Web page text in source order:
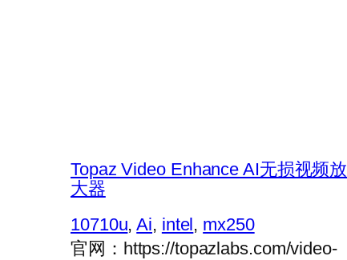
Topaz Video Enhance AI无损视频放
大器
10710u, Ai, intel, mx250
官网：https://topazlabs.com/video-